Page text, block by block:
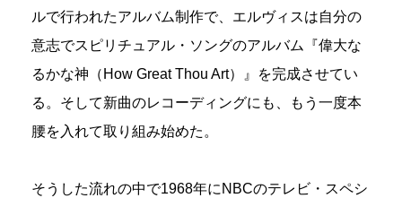
ルで行われたアルバム制作で、エルヴィスは自分の
意志でスピリチュアル・ソングのアルバム『偉大な
るかな神（How Great Thou Art）』を完成させてい
る。そして新曲のレコーディングにも、もう一度本
腰を入れて取り組み始めた。
そうした流れの中で1968年にNBCのテレビ・スペシ